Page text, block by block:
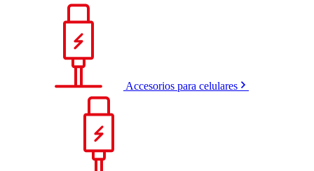
Accesorios para celulares